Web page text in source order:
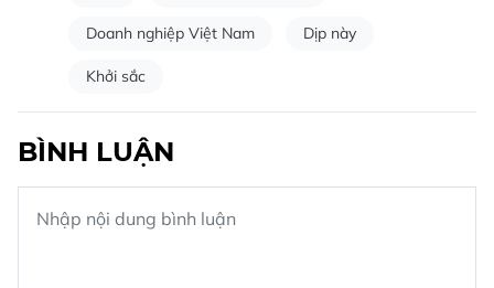
Doanh nghiệp Việt Nam Dịp này
Khởi sắc
BÌNH LUẬN